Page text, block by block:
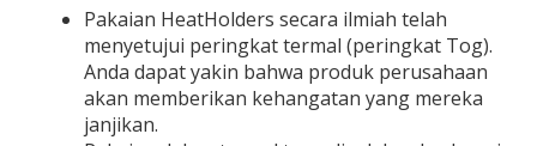
Pakaian HeatHolders secara ilmiah telah
menyetujui peringkat termal (peringkat Tog).
Anda dapat yakin bahwa produk perusahaan
akan memberikan kehangatan yang mereka
janjikan.